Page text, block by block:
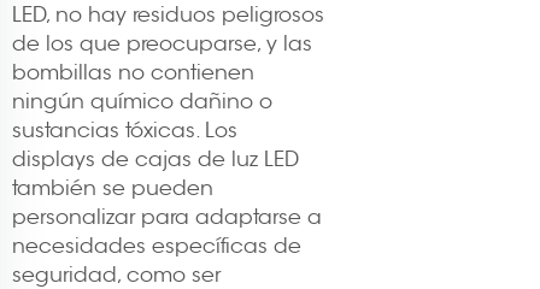
LED, no hay residuos peligrosos
de los que preocuparse, y las
bombillas no contienen
ningún químico dañino o
sustancias tóxicas. Los
displays de cajas de luz LED
también se pueden
personalizar para adaptarse a
necesidades específicas de
seguridad, como ser